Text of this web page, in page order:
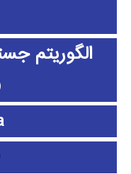
الگوریتم